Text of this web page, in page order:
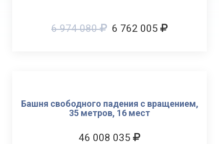
6 974 080 6 762 005
Башня свободного падения с вращением,
35 метров, 16 мест
46 008 035